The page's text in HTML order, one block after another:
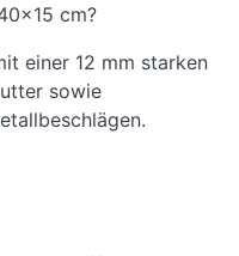
cm?
einer 12 mm starken
sowie